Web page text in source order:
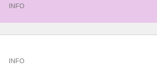
INFO
INFO